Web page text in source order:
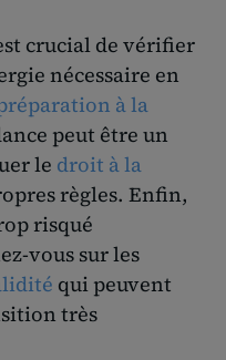
crucial de vérifier
nécessaire en
à la
peut être un
le droit à la
règles. Enfin,
risqué
vous sur les
qui peuvent
très